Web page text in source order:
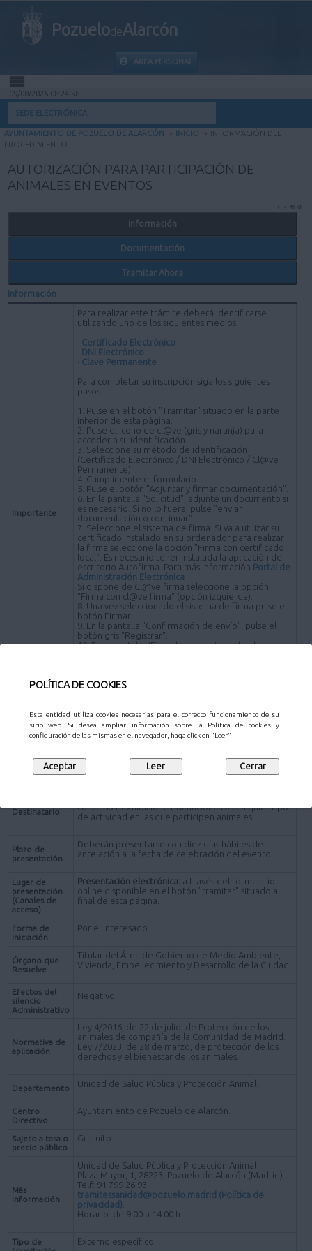
POLÍTICA DE COOKIES
Esta entidad utiliza cookies necesarias para el correcto funcionamiento de su
sitio web. Si desea ampliar información sobre la Política de cookies y
configuración de las mismas en el navegador, haga click en "Leer"
PozuelodeAlarcón
ÁREA PERSONAL
INICIO
INFORMACIÓN PÚBLICA
MI CARPETA
INFORMACIÓN MUNICIPAL
AYUDA
09/08/2026 08:24:58
SEDE ELECTRÓNICA
AYUNTAMIENTO DE POZUELO DE ALARCÓN > INICIO > INFORMACIÓN DEL
PROCEDIMIENTO
AUTORIZACIÓN PARA PARTICIPACIÓN DE
ANIMALES EN EVENTOS
Información
Documentación
Tramitar Ahora
Información
Importante
Para realizar este trámite deberá identificarse
utilizando uno de los siguientes medios:
· Certificado Electrónico
· DNI Electrónico
· Clave Permanente
Para completar su inscripción siga los siguientes
pasos:
1. Pulse en el botón "Tramitar" situado en la parte
inferior de esta página.
2. Pulse el icono de cl@ve (gris y naranja) para
acceder a su identificación.
3. Seleccione su método de identificación
(Certificado Electrónico / DNI Electrónico / Cl@ve
Permanente).
4. Cumplimente el formulario.
5. Pulse el botón "Adjuntar y firmar documentación".
6. En la pantalla "Solicitud", adjunte un documento si
es necesario. Si no lo fuera, pulse "enviar
documentación o continuar".
7. Seleccione el sistema de firma. Si va a utilizar su
certificado instalado en su ordenador para realizar
la firma seleccione la opción "Firma con certificado
local". Es necesario tener instalada la aplicación de
escritorio Autofirma. Para más información Portal de
Administración Electrónica
Si dispone de Cl@ve firma seleccione la opción
"Firma con cl@ve firma" (opción izquierda).
8. Una vez seleccionado el sistema de firma pulse el
botón Firmar.
9. En la pantalla "Confirmación de envío", pulse el
botón gris "Registrar".
10. En la pantalla "Fin del proceso" puede obtener su
tramitación de sus procedimientos. Compruebe que
Solicitud para la realización de cualquier tipo de
evento que tenga lugar en el término municipal de
Debe presentarse con diez días hábiles de
antelación a la celebración del evento.
Destinatario
concursos, exhibiciones, filmaciones o cualquier tipo
de actividad en las que participen animales.
Plazo de
presentación
Deberán presentarse con diez días hábiles de
antelación a la fecha de celebración del evento.
Lugar de
presentación
(Canales de
acceso)
Presentación electrónica: a través del formulario
online disponible en el botón "tramitar" situado al
final de esta página.
Forma de
iniciación
Por el interesado.
Órgano que
Resuelve
Titular del Área de Gobierno de Medio Ambiente,
Vivienda, Embellecimiento y Desarrollo de la Ciudad.
Efectos del
silencio
Administrativo
Negativo.
Normativa de
aplicación
Ley 4/2016, de 22 de julio, de Protección de los
animales de compañía de la Comunidad de Madrid.
Ley 7/2023, de 28 de marzo, de protección de los
derechos y el bienestar de los animales.
Departamento Unidad de Salud Pública y Protección Animal.
Centro
Directivo
Ayuntamiento de Pozuelo de Alarcón.
Sujeto a tasa o
precio público
Gratuito.
Más
información
Unidad de Salud Pública y Protección Animal
Plaza Mayor, 1, 28223, Pozuelo de Alarcón (Madrid)
Telf: 91 799 26 93
tramitessanidad@pozuelo.madrid (Política de
privacidad)
Horario: de 9.00 a 14:00 h
Tipo de
Externo específico.